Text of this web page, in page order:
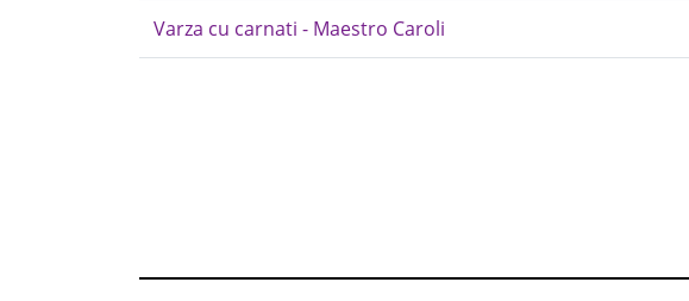
Varza cu carnati - Maestro Caroli